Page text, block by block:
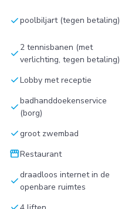
checkpoolbiljart (tegen betaling)
check 2 tennisbanen (met
verlichting, tegen betaling)
checkLobby met receptie
checkbadhanddoekenservice
(borg)
checkgroot zwembad
storefrontRestaurant
checkdraadloos internet in de
openbare ruimtes